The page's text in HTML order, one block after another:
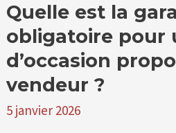
Quelle est la
obligatoire pour
d’occasion
vendeur ?
5 janvier 2026
vendeur
?